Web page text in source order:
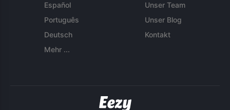
Español
Português
Deutsch
Mehr ...
Unser Team
Unser Blog
Kontakt